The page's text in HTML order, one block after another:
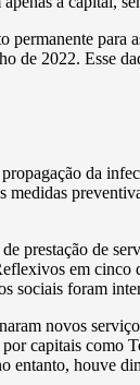
de 2022. Esse
da
medidas
prestação de
em
sociais foram
novos
capitais como
entanto, houve